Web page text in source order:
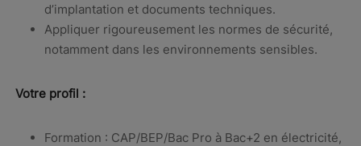
d’implantation et documents techniques.
Appliquer rigoureusement les normes de sécurité,
notamment dans les environnements sensibles.
Votre profil :
Formation : CAP/BEP/Bac Pro à Bac+2 en électricité,